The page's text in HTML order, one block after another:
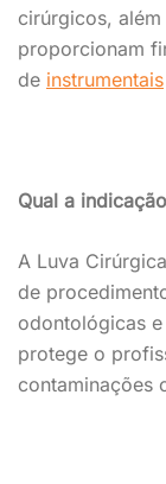
cirúrgicos,
proporcionam
de instrumentais
Qual a
A Luva
de
odontológicas
protege o
contaminações